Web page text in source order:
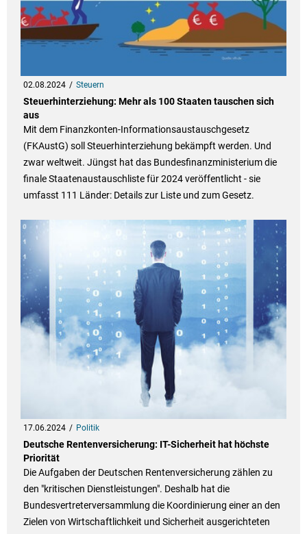
02.08.2024 Steuern
Steuerhinterziehung: Mehr als 100 Staaten tauschen sich
aus
Mit dem Finanzkonten-Informationsaustauschgesetz
(FKAustG) soll Steuerhinterziehung bekämpft werden. Und
zwar weltweit. Jüngst hat das Bundesfinanzministerium die
finale Staatenaustauschliste für 2024 veröffentlicht - sie
umfasst 111 Länder: Details zur Liste und zum Gesetz.
17.06.2024 Politik
Deutsche Rentenversicherung: IT-Sicherheit hat höchste
Priorität
Die Aufgaben der Deutschen Rentenversicherung zählen zu
den "kritischen Dienstleistungen". Deshalb hat die
Bundesvertreterversammlung die Koordinierung einer an den
Zielen von Wirtschaftlichkeit und Sicherheit ausgerichteten